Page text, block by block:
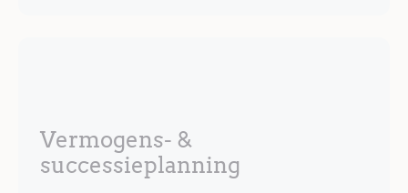
Vermogens- &
successieplanning